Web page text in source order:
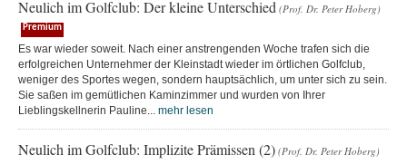
Neulich im Golfclub: Der kleine Unterschied (Prof. Dr. Peter Hoberg)
Premium
Es war wieder soweit. Nach einer anstrengenden Woche trafen sich die
erfolgreichen Unternehmer der Kleinstadt wieder im örtlichen Golfclub,
weniger des Sportes wegen, sondern hauptsächlich, um unter sich zu sein.
Sie saßen im gemütlichen Kaminzimmer und wurden von Ihrer
Lieblingskellnerin Pauline... mehr lesen
Neulich im Golfclub: Implizite Prämissen (2) (Prof. Dr. Peter Hoberg)